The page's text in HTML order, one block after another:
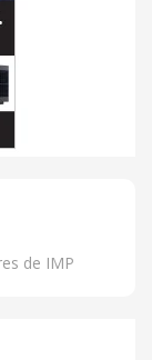
de IMP